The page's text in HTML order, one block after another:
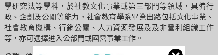
學研究法等學科，於社教文化事業或第三部門等領域，具備行
政、企劃及公關等能力，社會教育學系畢業出路包括文化事業、
社會教育機構、行銷公關、人力資源發展及及非營利組織工作
等，亦可選擇進入公部門或國營事業工作。